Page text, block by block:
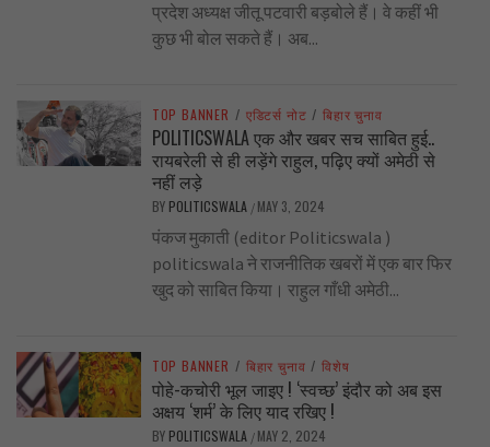
प्रदेश अध्यक्ष जीतू पटवारी बड़बोले हैं। वे कहीं भी
कुछ भी बोल सकते हैं। अब...
TOP BANNER / एडिटर्स नोट / बिहार चुनाव
POLITICSWALA एक और खबर सच साबित हुई..
रायबरेली से ही लड़ेंगे राहुल, पढ़िए क्यों अमेठी से
नहीं लड़े
BY POLITICSWALA / MAY 3, 2024
पंकज मुकाती (editor Politicswala )
politicswala ने राजनीतिक खबरों में एक बार फिर
खुद को साबित किया। राहुल गाँधी अमेठी...
TOP BANNER / बिहार चुनाव / विशेष
पोहे-कचोरी भूल जाइए ! ‘स्वच्छ’ इंदौर को अब इस
अक्षय ‘शर्म’ के लिए याद रखिए !
BY POLITICSWALA / MAY 2, 2024